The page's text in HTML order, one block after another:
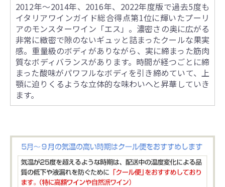
2012年～2014年、2016年、2022年度版で過去5度も
イタリアワインガイド総合得点第1位に輝いたプーリ
アのモンスターワイン「エス」。濃密さの奥に広がる
非常に緻密で隙のないギュッと詰まったクールな果実
感。重量級のボディがありながら、実に締まった筋肉
質なボディバランスがあります。時間が経つごとに締
まった酸味がパワフルなボディを引き締めていて、上
顎に迫りくるような立体的な味わいへと昇華していき
ます。